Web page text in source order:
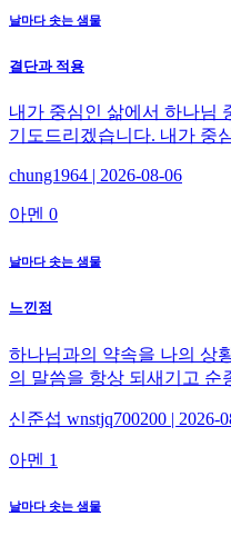
날마다 솟는 샘물
결단과 적용
내가 중심인 삶에서 하나님
기도드리겠습니다. 내가 중
chung1964 | 2026-08-06
아멘 0
날마다 솟는 샘물
느낀점
하나님과의 약속을 나의 상
의 말씀을 항상 되새기고 순
신준섭 wnstjq700200 | 2026-
아멘 1
날마다 솟는 샘물